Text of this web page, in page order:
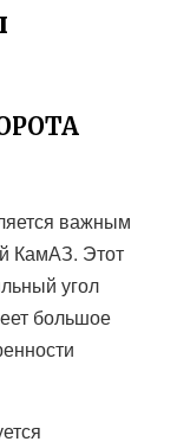
важным
КамАЗ. Этот
угол
большое